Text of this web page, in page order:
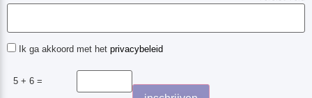
Ik ga akkoord met het privacybeleid
5 + 6 =